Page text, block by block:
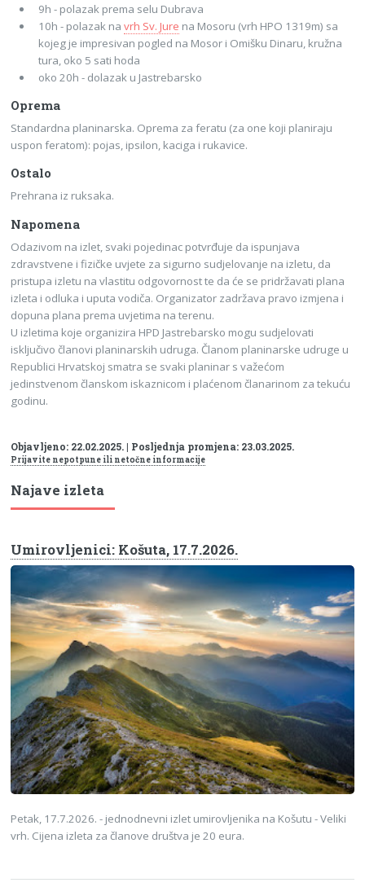
9h - polazak prema selu Dubrava
10h - polazak na vrh Sv. Jure na Mosoru (vrh HPO 1319m) sa
kojeg je impresivan pogled na Mosor i Omišku Dinaru, kružna
tura, oko 5 sati hoda
oko 20h - dolazak u Jastrebarsko
Oprema
Standardna planinarska. Oprema za feratu (za one koji planiraju
uspon feratom): pojas, ipsilon, kaciga i rukavice.
Ostalo
Prehrana iz ruksaka.
Napomena
Odazivom na izlet, svaki pojedinac potvrđuje da ispunjava
zdravstvene i fizičke uvjete za sigurno sudjelovanje na izletu, da
pristupa izletu na vlastitu odgovornost te da će se pridržavati plana
izleta i odluka i uputa vodiča. Organizator zadržava pravo izmjena i
dopuna plana prema uvjetima na terenu.
U izletima koje organizira HPD Jastrebarsko mogu sudjelovati
isključivo članovi planinarskih udruga. Članom planinarske udruge u
Republici Hrvatskoj smatra se svaki planinar s važećom
jedinstvenom članskom iskaznicom i plaćenom članarinom za tekuću
godinu.
Objavljeno: 22.02.2025. | Posljednja promjena: 23.03.2025.
Prijavite nepotpune ili netočne informacije
Najave izleta
Umirovljenici: Košuta, 17.7.2026.
Petak, 17.7.2026. - jednodnevni izlet umirovljenika na Košutu - Veliki
vrh. Cijena izleta za članove društva je 20 eura.